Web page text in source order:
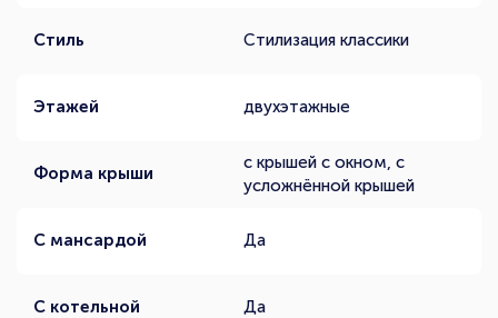
Стиль Стилизация классики
Этажей двухэтажные
Форма крыши
с крышей с окном, с
усложнённой крышей
С мансардой Да
С котельной Да